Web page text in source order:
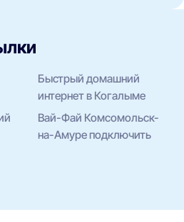
Быстрый домашний
интернет в Когалыме
Вай-Фай Комсомольск-
на-Амуре подключить